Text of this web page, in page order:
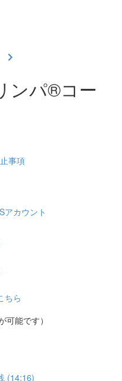
ンパ®コー
事項
カウント
ちら
能です）
(14:16)